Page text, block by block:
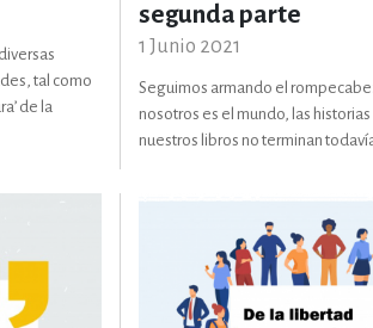
Y DESARROLLO
Y CIENCIAS
INGENIERÍA,
tal como
de la
segunda parte
1 Junio 2021
Seguimos armando el
nosotros es el mundo, las
nuestros libros no terminan